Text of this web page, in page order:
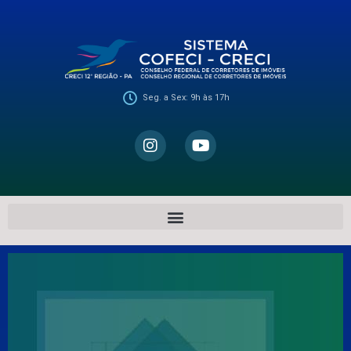
Seg. a Sex: 9h às 17h